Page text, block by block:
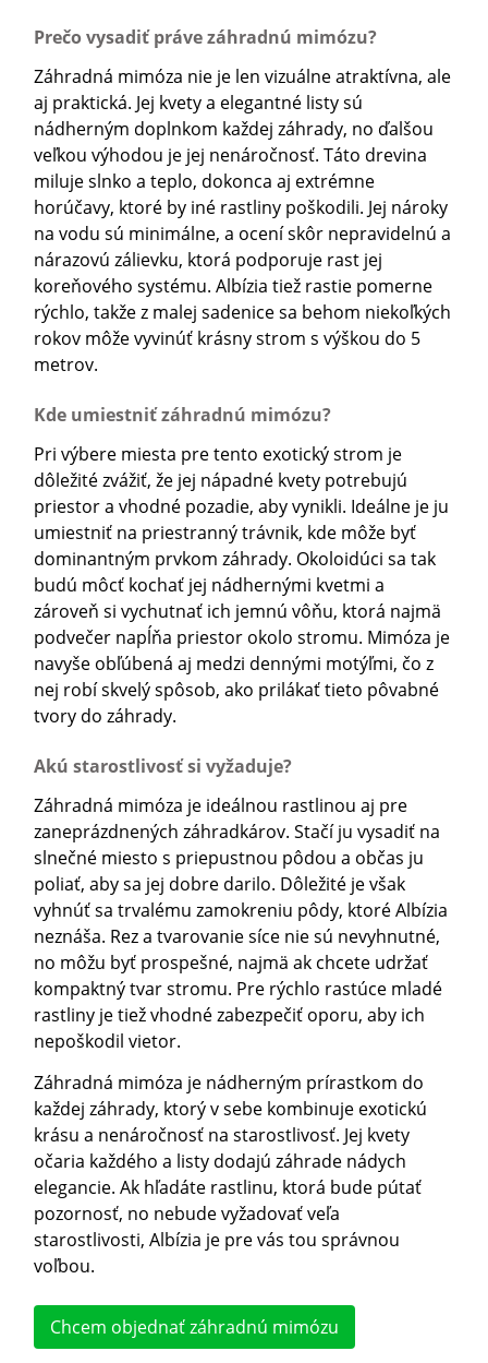
Prečo vysadiť práve záhradnú mimózu?
Záhradná mimóza nie je len vizuálne atraktívna, ale
aj praktická. Jej kvety a elegantné listy sú
nádherným doplnkom každej záhrady, no ďalšou
veľkou výhodou je jej nenáročnosť. Táto drevina
miluje slnko a teplo, dokonca aj extrémne
horúčavy, ktoré by iné rastliny poškodili. Jej nároky
na vodu sú minimálne, a ocení skôr nepravidelnú a
nárazovú zálievku, ktorá podporuje rast jej
koreňového systému. Albízia tiež rastie pomerne
rýchlo, takže z malej sadenice sa behom niekoľkých
rokov môže vyvinúť krásny strom s výškou do 5
metrov.
Kde umiestniť záhradnú mimózu?
Pri výbere miesta pre tento exotický strom je
dôležité zvážiť, že jej nápadné kvety potrebujú
priestor a vhodné pozadie, aby vynikli. Ideálne je ju
umiestniť na priestranný trávnik, kde môže byť
dominantným prvkom záhrady. Okoloidúci sa tak
budú môcť kochať jej nádhernými kvetmi a
zároveň si vychutnať ich jemnú vôňu, ktorá najmä
podvečer napĺňa priestor okolo stromu. Mimóza je
navyše obľúbená aj medzi dennými motýľmi, čo z
nej robí skvelý spôsob, ako prilákať tieto pôvabné
tvory do záhrady.
Akú starostlivosť si vyžaduje?
Záhradná mimóza je ideálnou rastlinou aj pre
zaneprázdnených záhradkárov. Stačí ju vysadiť na
slnečné miesto s priepustnou pôdou a občas ju
poliať, aby sa jej dobre darilo. Dôležité je však
vyhnúť sa trvalému zamokreniu pôdy, ktoré Albízia
neznáša. Rez a tvarovanie síce nie sú nevyhnutné,
no môžu byť prospešné, najmä ak chcete udržať
kompaktný tvar stromu. Pre rýchlo rastúce mladé
rastliny je tiež vhodné zabezpečiť oporu, aby ich
nepoškodil vietor.
Záhradná mimóza je nádherným prírastkom do
každej záhrady, ktorý v sebe kombinuje exotickú
krásu a nenáročnosť na starostlivosť. Jej kvety
očaria každého a listy dodajú záhrade nádych
elegancie. Ak hľadáte rastlinu, ktorá bude pútať
pozornosť, no nebude vyžadovať veľa
starostlivosti, Albízia je pre vás tou správnou
voľbou.
Chcem objednať záhradnú mimózu